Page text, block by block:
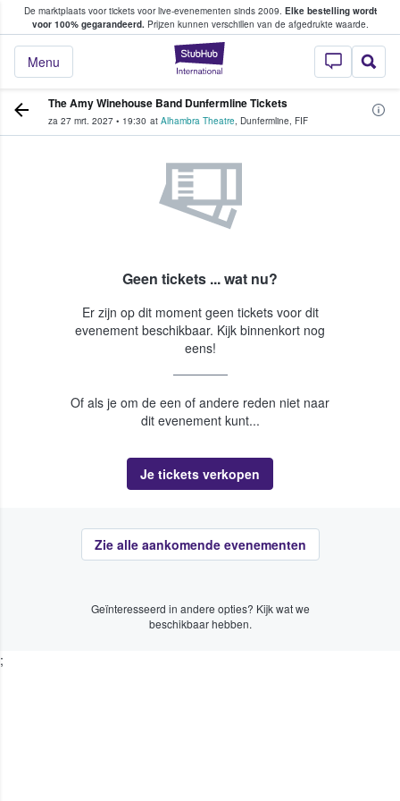
De marktplaats voor tickets voor live-evenementen sinds 2009. Elke bestelling wordt
voor 100% gegarandeerd.Prijzen kunnen verschillen van de afgedrukte waarde.
StubHub: waar
Menu
tickets kopen en verkopen
The Amy Winehouse Band Dunfermline Tickets
za 27 mrt. 2027 • 19:30 at Alhambra Theatre, Dunfermline, FIF
Geen tickets ... wat nu?
Er zijn op dit moment geen tickets voor dit
evenement beschikbaar. Kijk binnenkort nog
eens!
Of als je om de een of andere reden niet naar
dit evenement kunt...
Je tickets verkopen
Zie alle aankomende evenementen
Geïnteresseerd in andere opties? Kijk wat we
beschikbaar hebben.
;